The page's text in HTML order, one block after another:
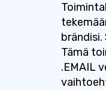
Tämä
.EMAIL